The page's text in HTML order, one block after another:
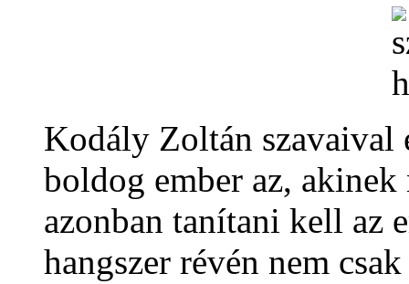
Kodály Zoltán szavaival
boldog ember az, akinek
azonban tanítani kell az
hangszer révén nem